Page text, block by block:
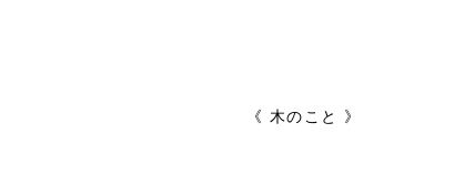
《 木のこと 》